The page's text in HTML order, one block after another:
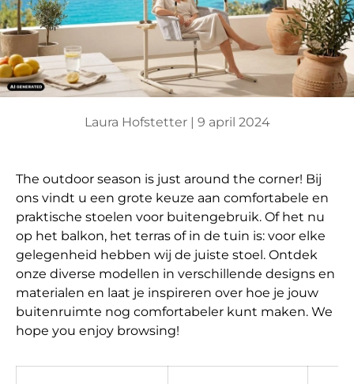
Laura Hofstetter | 9 april 2024
The outdoor season is just around the corner! Bij
ons vindt u een grote keuze aan comfortabele en
praktische stoelen voor buitengebruik. Of het nu
op het balkon, het terras of in de tuin is: voor elke
gelegenheid hebben wij de juiste stoel. Ontdek
onze diverse modellen in verschillende designs en
materialen en laat je inspireren over hoe je jouw
buitenruimte nog comfortabeler kunt maken. We
hope you enjoy browsing!